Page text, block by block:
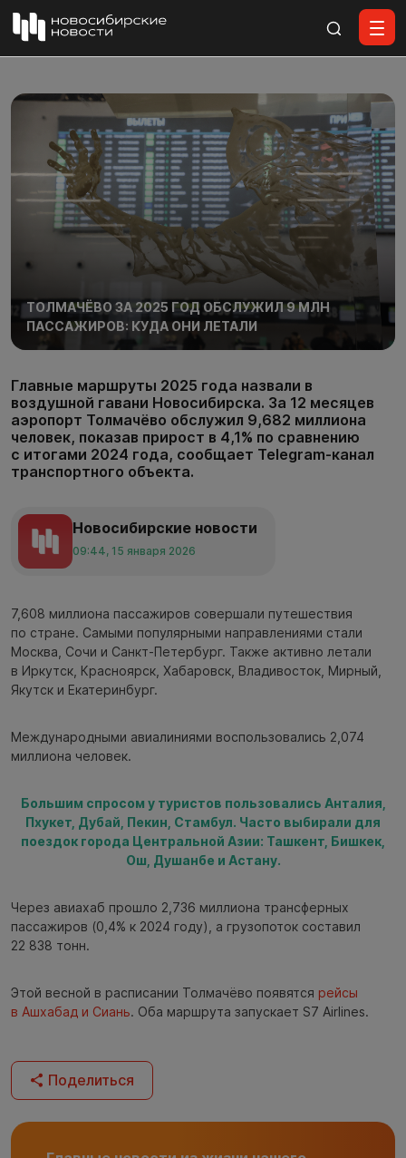
ТОЛМАЧЁВО ЗА 2025 ГОД ОБСЛУЖИЛ 9 МЛН
ПАССАЖИРОВ: КУДА ОНИ ЛЕТАЛИ
Главные маршруты 2025 года назвали в
воздушной гавани Новосибирска. За 12 месяцев
аэропорт Толмачёво обслужил 9,682 миллиона
человек, показав прирост в 4,1% по сравнению
с итогами 2024 года, сообщает Telegram-канал
транспортного объекта.
Новосибирские новости
09:44, 15 января 2026
7,608 миллиона пассажиров совершали путешествия
по стране. Самыми популярными направлениями стали
Москва, Сочи и Санкт-Петербург. Также активно летали
в Иркутск, Красноярск, Хабаровск, Владивосток, Мирный,
Якутск и Екатеринбург.
Международными авиалиниями воспользовались 2,074
миллиона человек.
Большим спросом у туристов пользовались Анталия,
Пхукет, Дубай, Пекин, Стамбул. Часто выбирали для
поездок города Центральной Азии: Ташкент, Бишкек,
Ош, Душанбе и Астану.
Через авиахаб прошло 2,736 миллиона трансферных
пассажиров (0,4% к 2024 году), а грузопоток составил
22 838 тонн.
Этой весной в расписании Толмачёво появятся рейсы
в Ашхабад и Сиань. Оба маршрута запускает S7 Airlines.
Поделиться